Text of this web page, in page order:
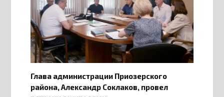
Глава администрации Приозерского
района, Александр Соклаков, провел